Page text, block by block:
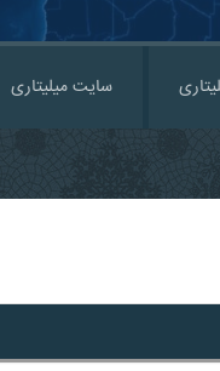
سایت میلیتاری